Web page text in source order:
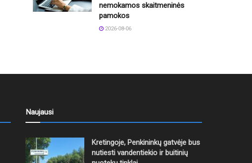
nemokamos skaitmeninės
pamokos
2026-08-06
Naujausi
Kretingoje, Penkininkų gatvėje bus
nutiesti vandentiekio ir buitinių